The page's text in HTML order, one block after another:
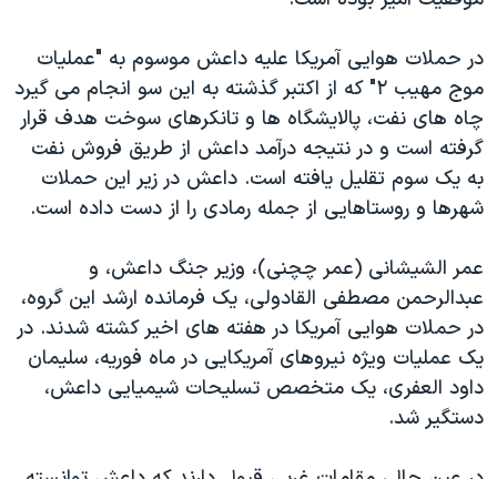
در حملات هوایی آمریکا علیه داعش موسوم به "عملیات
موج مهیب ۲" که از اکتبر گذشته به این سو انجام می گیرد
چاه های نفت، پالایشگاه ها و تانکرهای سوخت هدف قرار
گرفته است و در نتیجه درآمد داعش از طریق فروش نفت
به یک سوم تقلیل یافته است. داعش در زیر این حملات
شهرها و روستاهایی از جمله رمادی را از دست داده است.
عمر الشیشانی (عمر چچنی)، وزیر جنگ داعش، و
عبدالرحمن مصطفی القادولی، یک فرمانده ارشد این گروه،
در حملات هوایی آمریکا در هفته های اخیر کشته شدند. در
یک عملیات ویژه نیروهای آمریکایی در ماه فوریه، سلیمان
داود العفری، یک متخصص تسلیحات شیمیایی داعش،
دستگیر شد.